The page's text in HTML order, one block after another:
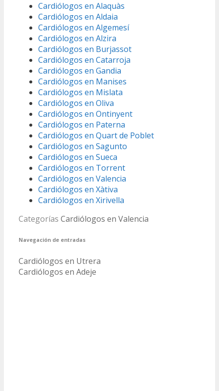
Cardiólogos en Alaquàs
Cardiólogos en Aldaia
Cardiólogos en Algemesí
Cardiólogos en Alzira
Cardiólogos en Burjassot
Cardiólogos en Catarroja
Cardiólogos en Gandia
Cardiólogos en Manises
Cardiólogos en Mislata
Cardiólogos en Oliva
Cardiólogos en Ontinyent
Cardiólogos en Paterna
Cardiólogos en Quart de Poblet
Cardiólogos en Sagunto
Cardiólogos en Sueca
Cardiólogos en Torrent
Cardiólogos en Valencia
Cardiólogos en Xàtiva
Cardiólogos en Xirivella
Categorías Cardiólogos en Valencia
Navegación de entradas
Cardiólogos en Utrera
Cardiólogos en Adeje